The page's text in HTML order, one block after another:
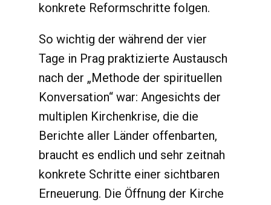
konkrete Reformschritte folgen.
So wichtig der während der vier
Tage in Prag praktizierte Austausch
nach der „Methode der spirituellen
Konversation“ war: Angesichts der
multiplen Kirchenkrise, die die
Berichte aller Länder offenbarten,
braucht es endlich und sehr zeitnah
konkrete Schritte einer sichtbaren
Erneuerung. Die Öffnung der Kirche